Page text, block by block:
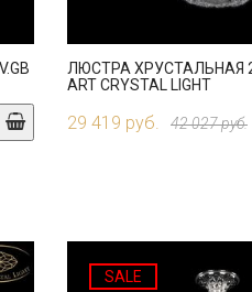
ЛЮСТРА ХРУСТАЛЬНАЯ
ART CRYSTAL LIGHT
29 419 руб. 42 027 руб.
SALE